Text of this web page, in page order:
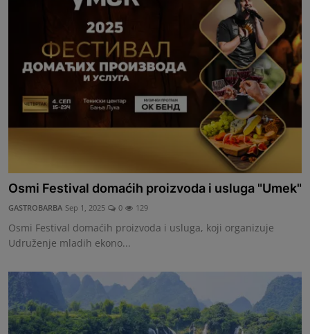
Osmi Festival domaćih proizvoda i usluga "Umek"
GASTROBARBA Sep 1, 2025 0 129
Osmi Festival domaćih proizvoda i usluga, koji organizuje
Udruženje mladih ekono...